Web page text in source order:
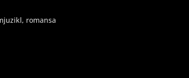
romansa